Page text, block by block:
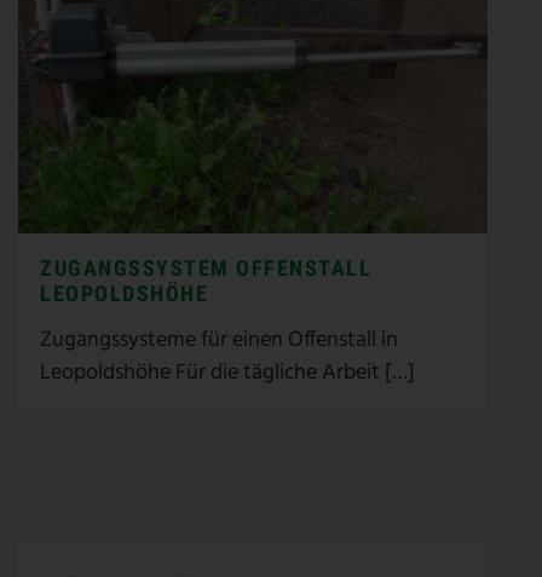
ZUGANGSSYSTEM OFFENSTALL
LEOPOLDSHÖHE
Zugangssysteme für einen Offenstall in
Leopoldshöhe Für die tägliche Arbeit […]